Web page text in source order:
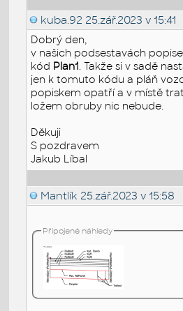
kuba.92 25.zář.2023 v 15:41
Dobrý den,
v našich podsestavách
kód Plan1. Takže si v sadě
jen k tomuto kódu a pláň
popiskem opatří a v místě
ložem obruby nic nebude.
Děkuji
S pozdravem
Jakub Líbal
Mantlík 25.zář.2023 v 15:58
Připojené náhledy